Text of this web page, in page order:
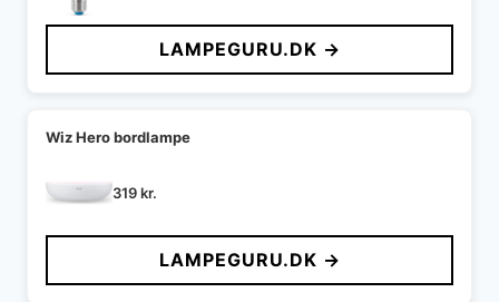
LAMPEGURU.DK →
Wiz Hero bordlampe
319kr.
LAMPEGURU.DK →